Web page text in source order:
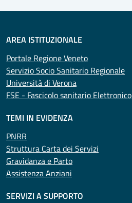
AREA ISTITUZIONALE
Portale Regione Veneto
Servizio Socio Sanitario Regionale
Università di Verona
FSE - Fascicolo sanitario Elettronico
TEMI IN EVIDENZA
PNRR
Struttura Carta dei Servizi
Gravidanza e Parto
Assistenza Anziani
SERVIZI A SUPPORTO